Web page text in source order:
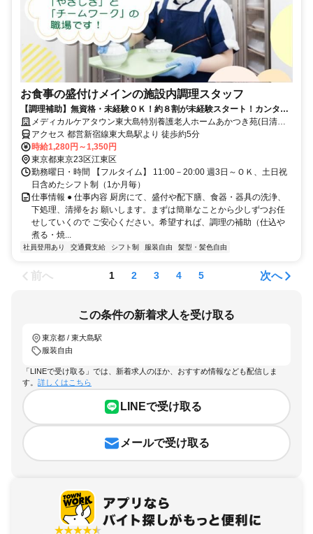
お食事の盛付けメインの施設内調理スタッフ
【調理補助】無資格・未経験ＯＫ！約８割が未経験スタート！カンタン
な盛付・配下膳・洗浄など
メディカルケアタウン東大島特別養護老人ホームあかつき苑(日清医
療食品株式会社 東京支店)
アクセス 都営新宿線東大島駅より 徒歩約5分
時給1,280円～1,350円
東京都東京23区江東区
勤務曜日・時間 【フルタイム】 11:00－20:00 週3日～ＯＫ、土日祝
日含めたシフト制（1か月毎）
仕事情報 ● 仕事内容 厨房にて、盛付や配下膳、食器・器具の洗浄、
下処理、清掃をお 願いします。まずは簡単なことから少しずつお任
せしていくので ご安心ください。希望すれば、調理の補助（仕込や
煮る・焼...
社員登用あり 交通費支給 シフト制 服装自由 髪型・髪色自由
前へ 1 2 3 4 5 次へ
この条件の新着求人を受け取る
東京都 / 東大島駅
服装自由
「LINEで受け取る」では、新着求人のほか、おすすめ情報なども配信しま
す。 詳しくはこちら
LINEで受け取る
メールで受け取る